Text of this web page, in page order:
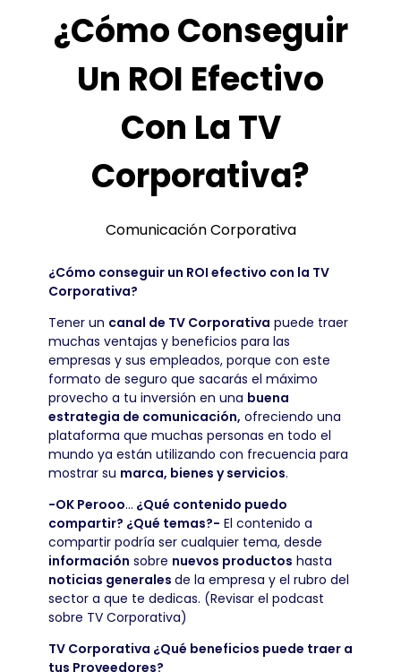
¿Cómo Conseguir
Un ROI Efectivo
Con La TV
Corporativa?
Comunicación Corporativa
¿Cómo conseguir un ROI efectivo con la TV
Corporativa?
Tener un canal de TV Corporativa puede traer
muchas ventajas y beneficios para las
empresas y sus empleados, porque con este
formato de seguro que sacarás el máximo
provecho a tu inversión en una buena
estrategia de comunicación, ofreciendo una
plataforma que muchas personas en todo el
mundo ya están utilizando con frecuencia para
mostrar su marca, bienes y servicios.
-OK Perooo… ¿Qué contenido puedo
compartir? ¿Qué temas?- El contenido a
compartir podría ser cualquier tema, desde
información sobre nuevos productos hasta
noticias generales de la empresa y el rubro del
sector a que te dedicas. (Revisar el podcast
sobre TV Corporativa)
TV Corporativa ¿Qué beneficios puede traer a
tus Proveedores?